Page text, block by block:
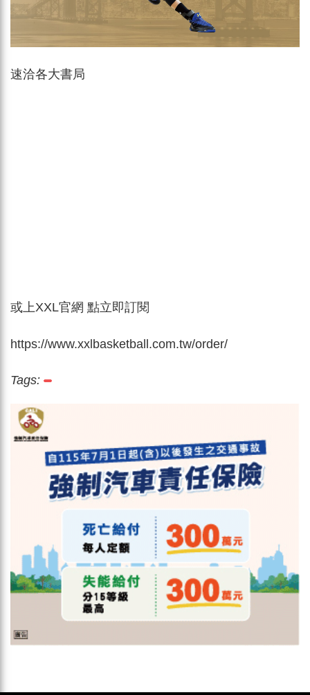
速洽各大書局
或上XXL官網 點立即訂閱
https://www.xxlbasketball.com.tw/order/
Tags: